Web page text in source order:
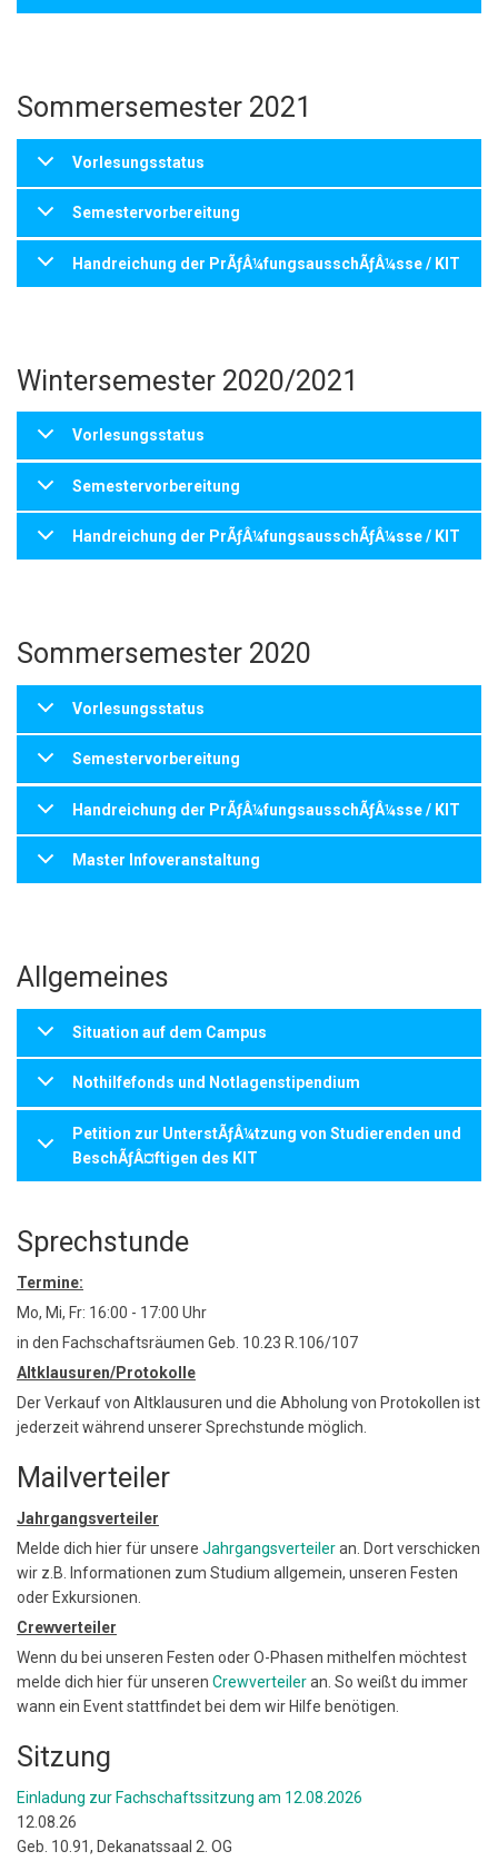
Sommersemester 2021
Vorlesungsstatus
Semestervorbereitung
Handreichung der PrÃƒÂ¼fungsausschÃƒÂ¼sse / KIT
Wintersemester 2020/2021
Vorlesungsstatus
Semestervorbereitung
Handreichung der PrÃƒÂ¼fungsausschÃƒÂ¼sse / KIT
Sommersemester 2020
Vorlesungsstatus
Semestervorbereitung
Handreichung der PrÃƒÂ¼fungsausschÃƒÂ¼sse / KIT
Master Infoveranstaltung
Allgemeines
Situation auf dem Campus
Nothilfefonds und Notlagenstipendium
Petition zur UnterstÃƒÂ¼tzung von Studierenden und
BeschÃƒÂ¤ftigen des KIT
Sprechstunde
Termine:
Mo, Mi, Fr: 16:00 - 17:00 Uhr
in den Fachschaftsräumen Geb. 10.23 R.106/107
Altklausuren/Protokolle
Der Verkauf von Altklausuren und die Abholung von Protokollen ist
jederzeit während unserer Sprechstunde möglich.
Mailverteiler
Jahrgangsverteiler
Melde dich hier für unsere Jahrgangsverteileran. Dort verschicken
wir z.B. Informationen zum Studium allgemein, unseren Festen
oder Exkursionen.
Crewverteiler
Wenn du bei unseren Festen oder O-Phasen mithelfen möchtest
melde dich hier für unseren Crewverteileran. So weißt du immer
wann ein Event stattfindet bei dem wir Hilfe benötigen.
Sitzung
Einladung zur Fachschaftssitzung am 12.08.2026
12.08.26
Geb. 10.91, Dekanatssaal 2. OG